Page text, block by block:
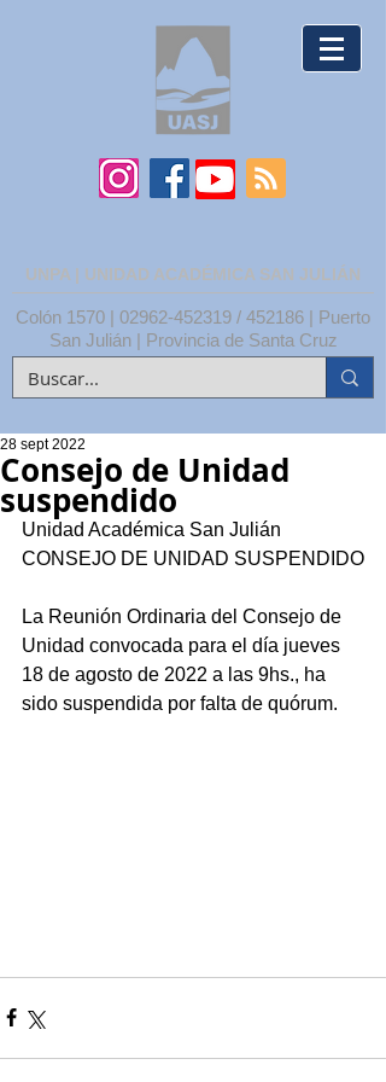
UNPA | UNIDAD ACADÉMICA SAN JULIÁN
Colón 1570 | 02962-452319 / 452186 | Puerto
San Julián | Provincia de Santa Cruz
Consejo de Unidad
suspendido
28 sept 2022
Unidad Académica San Julián
CONSEJO DE UNIDAD SUSPENDIDO
La Reunión Ordinaria del Consejo de
Unidad convocada para el día jueves
18 de agosto de 2022 a las 9hs., ha
sido suspendida por falta de quórum.